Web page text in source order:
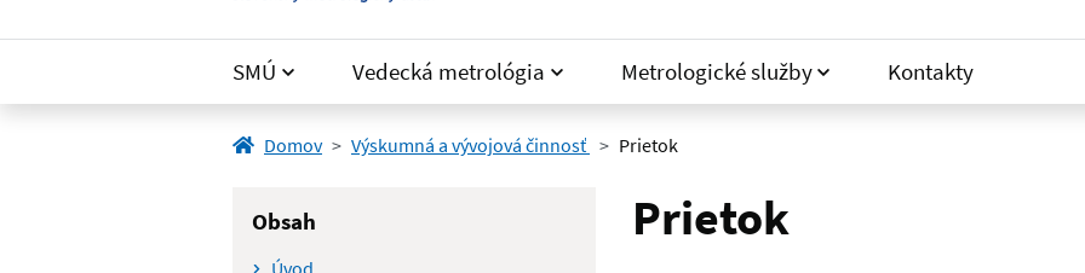
SMÚ Vedecká metrológia Metrologické služby Kontakty
Domov Výskumná a vývojová činnosť Prietok
Prietok
Obsah